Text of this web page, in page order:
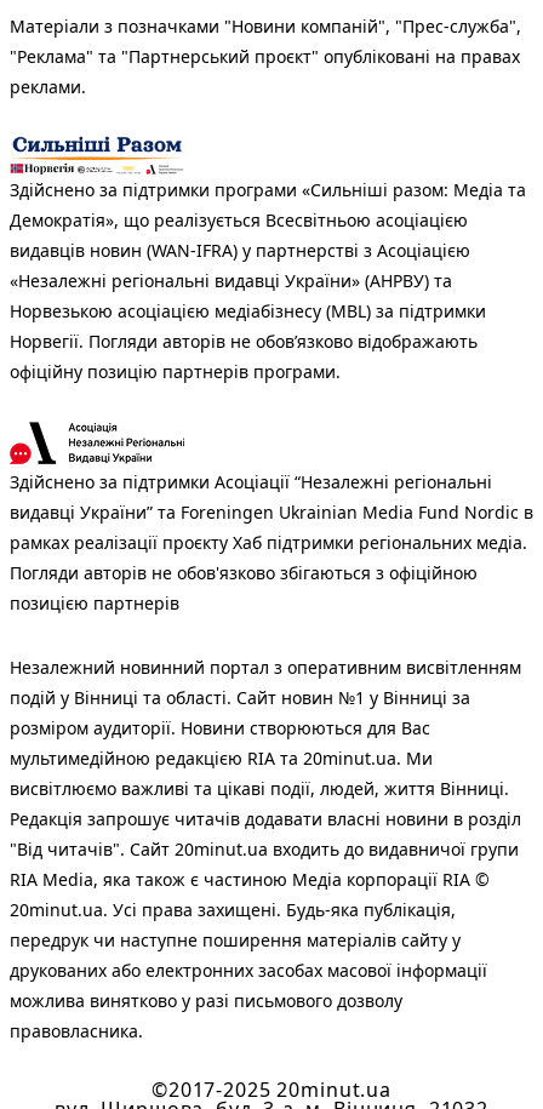
Матеріали з позначками "Новини компаній", "Прес-служба",
"Реклама" та "Партнерський проєкт" опубліковані на правах
реклами.
Здійснено за підтримки програми «Сильніші разом: Медіа та
Демократія», що реалізується Всесвітньою асоціацією
видавців новин (WAN-IFRA) у партнерстві з Асоціацією
«Незалежні регіональні видавці України» (АНРВУ) та
Норвезькою асоціацією медіабізнесу (MBL) за підтримки
Норвегії. Погляди авторів не обов’язково відображають
офіційну позицію партнерів програми.
Здійснено за підтримки Асоціації “Незалежні регіональні
видавці України” та Foreningen Ukrainian Media Fund Nordic в
рамках реалізації проєкту Хаб підтримки регіональних медіа.
Погляди авторів не обов'язково збігаються з офіційною
позицією партнерів
Незалежний новинний портал з оперативним висвітленням
подій у Вінниці та області. Сайт новин №1 у Вінниці за
розміром аудиторії. Новини створюються для Вас
мультимедійною редакцією RIA та 20minut.ua. Ми
висвітлюємо важливі та цікаві події, людей, життя Вінниці.
Редакція запрошує читачів додавати власні новини в розділ
"Від читачів". Сайт 20minut.ua входить до видавничої групи
RIA Media, яка також є частиною Медіа корпорації RIA ©
20minut.ua. Усі права захищені. Будь-яка публiкацiя,
передрук чи наступне поширення матеріалів сайту у
друкованих або електронних засобах масової інформації
можлива винятково у разі письмового дозволу
правовласника.
©2017-2025 20minut.ua